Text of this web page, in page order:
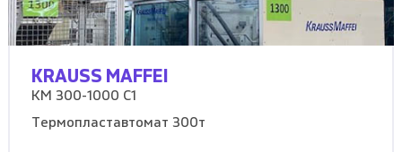
KRAUSS MAFFEI
KM 300-1000 C1
Термопластавтомат 300т